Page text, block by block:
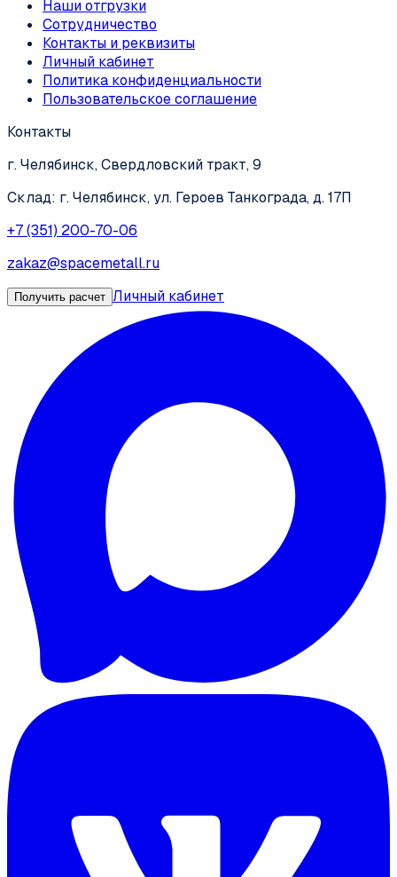
Наши отгрузки
Сотрудничество
Контакты и реквизиты
Личный кабинет
Политика конфиденциальности
Пользовательское соглашение
Контакты
г. Челябинск, Свердловский тракт, 9
Склад: г. Челябинск, ул. Героев Танкограда, д. 17П
+7 (351) 200-70-06
zakaz@spacemetall.ru
Получить расчет Личный кабинет